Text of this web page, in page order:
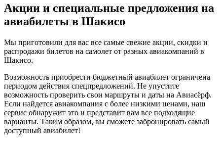
Акции и специальные предложения на
авиабилеты в Шакисо
Мы приготовили для вас все самые свежие акции, скидки и
распродажи билетов на самолет от разных авиакомпаний в
Шакисо.
Возможность приобрести бюджетный авиабилет ограничена
периодом действия спецпредложений. Не упустите
возможность проверить свои маршруты и даты на Авиасёрф.
Если найдется авиакомпания с более низкими ценами, наш
сервис обнаружит это и представит вам все подходящие
варианты. Таким образом, вы сможете забронировать самый
доступный авиабилет!